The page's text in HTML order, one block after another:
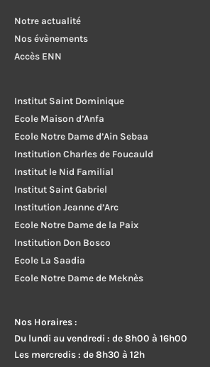
Notre actualité
Nos évènements
Accès ENN
Institut Saint Dominique
Ecole Maison d’Anfa
Ecole Notre Dame d’Ain Sebaa
Institution Charles de Foucauld
Institut le Nid Familial
Institut Saint Gabriel
Institution Jeanne d’Arc
Ecole Notre Dame de la Paix
Institution Don Bosco
Ecole La Saadia
Ecole Notre Dame de Meknès
Nos Horaires :
Du lundi au vendredi : de 8h00 à 16h00
Les mercredis : de 8h30 à 12h